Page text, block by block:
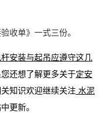
收单》一式三份。
安装与起吊应遵守这几
还想了解更多关于定安
知识欢迎继续关注水泥
更新。